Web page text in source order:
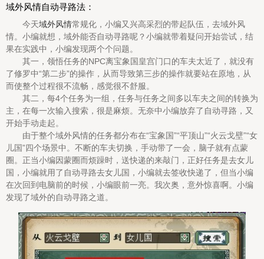
域外风情自动寻路法：
今天域外风情常规化，小编又兴高采烈的带起队伍，去域外风
情。小编就想，域外能否自动寻路呢？小编就带着疑问开始尝试，结
果在实践中，小编发现两个个问题。
其一，领悟任务的NPC离宝象国皇宫门口的车夫太近了，就没有
了修罗中“第二步”的操作，从而导致第三步的操作就要站在原地，从
而使整个过程很不流畅，感觉很不舒服。
其二，每4个任务为一组，任务与任务之间多以车夫之间的转换为
主，在每一次输入搜索，很是麻烦。无奈中小编放弃了自动寻路，又
开始手动走起。
由于整个域外风情的任务都分布在“宝象国”“平顶山”“火云戈壁”“女
儿国”四个场景中。不断的车夫切换，手动带了一会，脑子就有点蒙
圈。正当小编因蒙圈而烦躁时，送快递的来敲门，正好任务是去女儿
国，小编就用了自动寻路去女儿国，小编就去签收快递了，但当小编
在次回到电脑前的时候，小编眼前一亮。我次奥，意外惊喜啊。小编
发现了域外的自动寻路之道。